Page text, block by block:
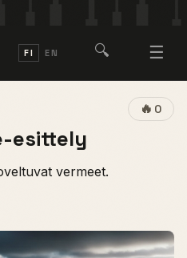
FI EN 🔍 ☰
🔥 0
esittely
vermeet.